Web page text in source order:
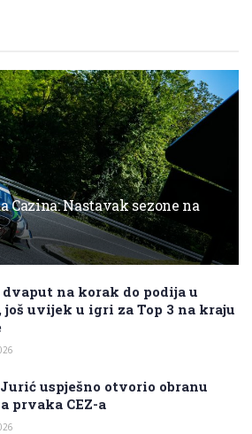
Cazina: Nastavak sezone na
na korak do podija u
još uvijek u igri za Top 3 na kraju
uspješno otvorio obranu
prvaka CEZ-a